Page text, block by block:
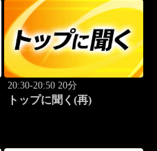
20:30-20:50 20分
トップに聞く(再)